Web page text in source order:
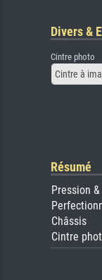
Divers &
Cintre photo
Cintre à
Résumé
Pression
Châssis
Cintre